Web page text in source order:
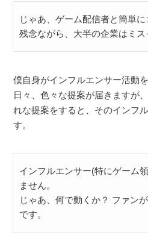
じゃあ、ゲーム配信者と簡単に
残念ながら、大半の企業はミス
僕自身がインフルエンサー活動
日々、色々な提案が届きますが
れな提案をすると、そのインフ
す。
インフルエンサー(特にゲーム
ません。
じゃあ、何で動くか？ ファン
です。